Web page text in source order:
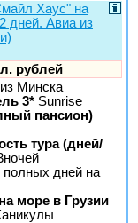
Хаус" на
дней. Авиа из
рублей
Минска
3* Sunrise
пансион)
тура (дней/
полных дней на
море в Грузии